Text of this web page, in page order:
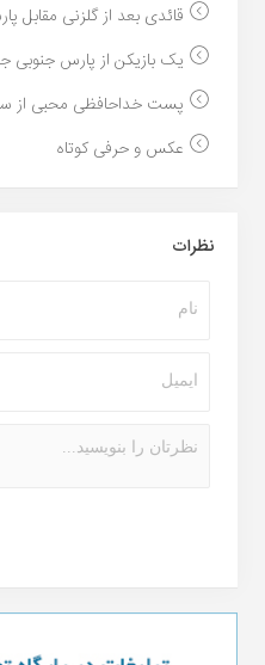
قائدی بعد از گلزنی مقابل
یک بازیکن از پارس جنوبی
پست خداحافظی محبی از
عکس و حرفی کوتاه
نظرات